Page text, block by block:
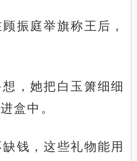
振庭举旗称王后，
，她把白玉箫细细
盒中。
钱，这些礼物能用